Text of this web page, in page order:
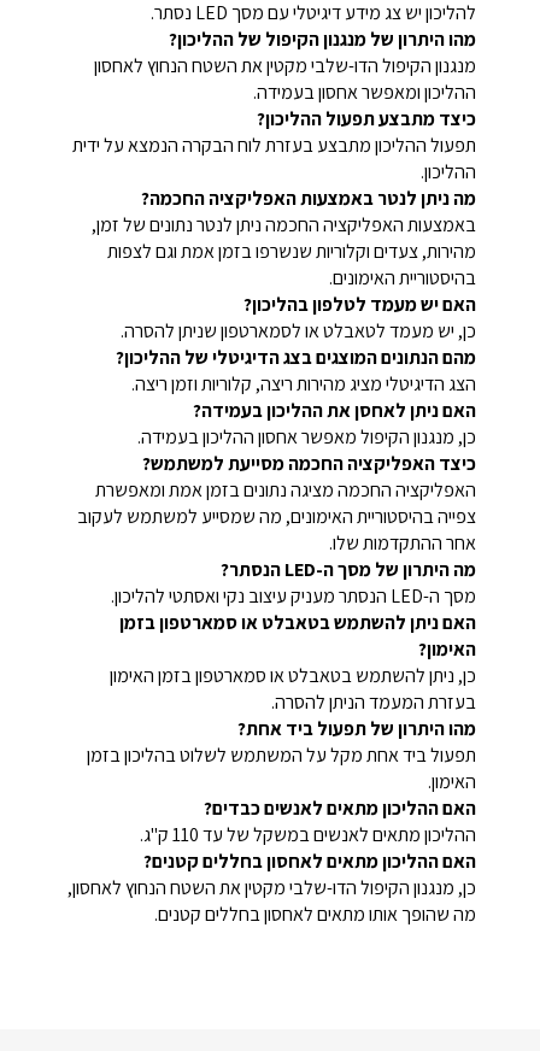
להליכון יש צג מידע דיגיטלי עם מסך LED נסתר.
מהו היתרון של מנגנון הקיפול של ההליכון?
מנגנון הקיפול הדו-שלבי מקטין את השטח הנחוץ לאחסון
ההליכון ומאפשר אחסון בעמידה.
כיצד מתבצע תפעול ההליכון?
תפעול ההליכון מתבצע בעזרת לוח הבקרה הנמצא על ידית
ההליכון.
מה ניתן לנטר באמצעות האפליקציה החכמה?
באמצעות האפליקציה החכמה ניתן לנטר נתונים של זמן,
מהירות, צעדים וקלוריות שנשרפו בזמן אמת וגם לצפות
בהיסטוריית האימונים.
האם יש מעמד לטלפון בהליכון?
כן, יש מעמד לטאבלט או לסמארטפון שניתן להסרה.
מהם הנתונים המוצגים בצג הדיגיטלי של ההליכון?
הצג הדיגיטלי מציג מהירות ריצה, קלוריות וזמן ריצה.
האם ניתן לאחסן את ההליכון בעמידה?
כן, מנגנון הקיפול מאפשר אחסון ההליכון בעמידה.
כיצד האפליקציה החכמה מסייעת למשתמש?
האפליקציה החכמה מציגה נתונים בזמן אמת ומאפשרת
צפייה בהיסטוריית האימונים, מה שמסייע למשתמש לעקוב
אחר ההתקדמות שלו.
מה היתרון של מסך ה-LED הנסתר?
מסך ה-LED הנסתר מעניק עיצוב נקי ואסתטי להליכון.
האם ניתן להשתמש בטאבלט או סמארטפון בזמן
האימון?
כן, ניתן להשתמש בטאבלט או סמארטפון בזמן האימון
בעזרת המעמד הניתן להסרה.
מהו היתרון של תפעול ביד אחת?
תפעול ביד אחת מקל על המשתמש לשלוט בהליכון בזמן
האימון.
האם ההליכון מתאים לאנשים כבדים?
ההליכון מתאים לאנשים במשקל של עד 110 ק"ג.
האם ההליכון מתאים לאחסון בחללים קטנים?
כן, מנגנון הקיפול הדו-שלבי מקטין את השטח הנחוץ לאחסון,
מה שהופך אותו מתאים לאחסון בחללים קטנים.